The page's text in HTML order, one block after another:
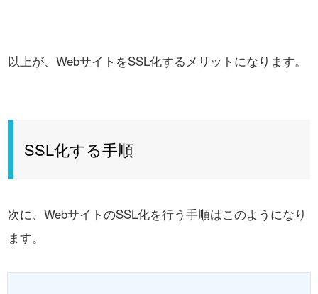
以上が、WebサイトをSSL化するメリットになります。
SSL化する手順
次に、WebサイトのSSL化を行う手順はこのようになり
ます。